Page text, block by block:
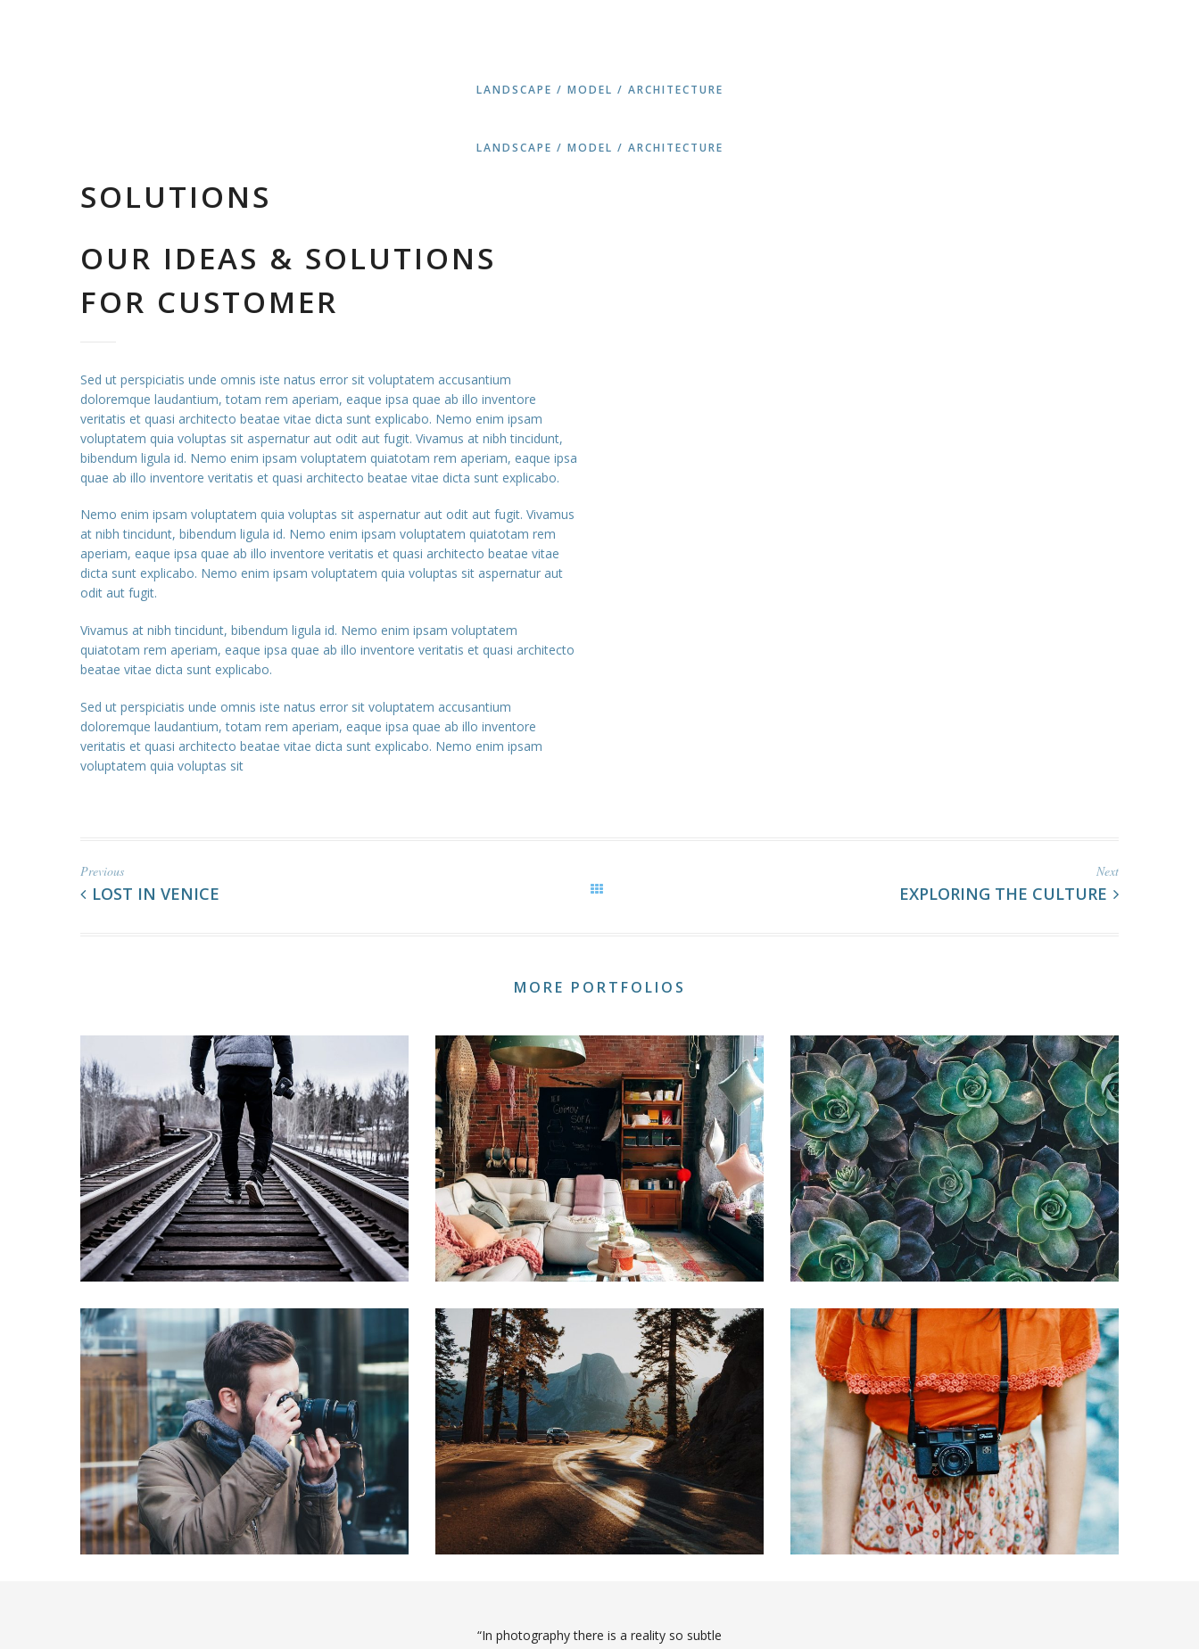
LANDSCAPE / MODEL / ARCHITECTURE
LANDSCAPE / MODEL / ARCHITECTURE
SOLUTIONS
OUR IDEAS & SOLUTIONS
FOR CUSTOMER
Sed ut perspiciatis unde omnis iste natus error sit voluptatem accusantium
doloremque laudantium, totam rem aperiam, eaque ipsa quae ab illo inventore
veritatis et quasi architecto beatae vitae dicta sunt explicabo. Nemo enim ipsam
voluptatem quia voluptas sit aspernatur aut odit aut fugit. Vivamus at nibh tincidunt,
bibendum ligula id. Nemo enim ipsam voluptatem quiatotam rem aperiam, eaque ipsa
quae ab illo inventore veritatis et quasi architecto beatae vitae dicta sunt explicabo.
Nemo enim ipsam voluptatem quia voluptas sit aspernatur aut odit aut fugit. Vivamus
at nibh tincidunt, bibendum ligula id. Nemo enim ipsam voluptatem quiatotam rem
aperiam, eaque ipsa quae ab illo inventore veritatis et quasi architecto beatae vitae
dicta sunt explicabo. Nemo enim ipsam voluptatem quia voluptas sit aspernatur aut
odit aut fugit.
Vivamus at nibh tincidunt, bibendum ligula id. Nemo enim ipsam voluptatem
quiatotam rem aperiam, eaque ipsa quae ab illo inventore veritatis et quasi architecto
beatae vitae dicta sunt explicabo.
Sed ut perspiciatis unde omnis iste natus error sit voluptatem accusantium
doloremque laudantium, totam rem aperiam, eaque ipsa quae ab illo inventore
veritatis et quasi architecto beatae vitae dicta sunt explicabo. Nemo enim ipsam
voluptatem quia voluptas sit
Next
EXPLORING THE CULTURE
Previous
LOST IN VENICE
MORE PORTFOLIOS
“In photography there is a reality so subtle